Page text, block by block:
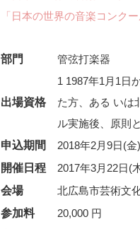
「日本の世界の音楽コンク
部門 管弦打楽器
出場資格
1 1987年1月1日
た方、ある いは
ル実施後、原則
申込期間
2018年2月9日(金
開催日程
2017年3月22日(
会場
北広島市芸術文
参加料
20,000 円